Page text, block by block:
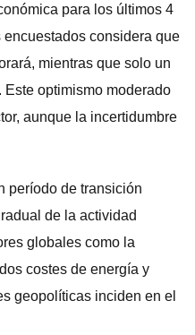
para los últimos 4
considera que
mientras que solo un
Este optimismo moderado
aunque la incertidumbre
período de transición
de la actividad
globales como la
costes de energía y
geopolíticas inciden en el